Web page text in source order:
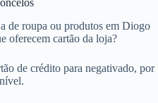
de roupa ou produtos em Diogo
oferecem cartão da loja?
de crédito para negativado, por